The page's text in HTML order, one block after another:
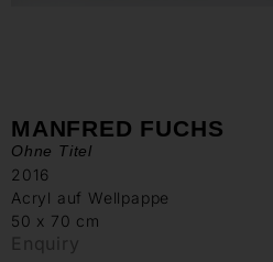
MANFRED FUCHS
Ohne Titel
2016
Acryl auf Wellpappe
50 x 70 cm
Enquiry